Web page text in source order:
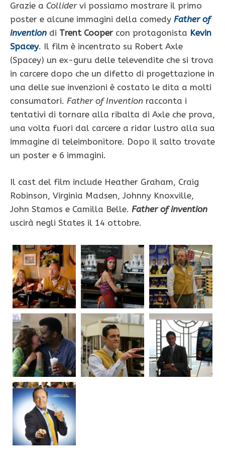
Grazie a Collidervi possiamo mostrare il primo
poster e alcune immagini della comedy Father of
invention di Trent Cooper con protagonista Kevin
Spacey. Il film è incentrato su Robert Axle
(Spacey) un ex-guru delle televendite che si trova
in carcere dopo che un difetto di progettazione in
una delle sue invenzioni è costato le dita a molti
consumatori. Father of Invention racconta i
tentativi di tornare alla ribalta di Axle che prova,
una volta fuori dal carcere a ridar lustro alla sua
immagine di teleimbonitore. Dopo il salto trovate
un poster e 6 immagini.
Il cast del film include Heather Graham, Craig
Robinson, Virginia Madsen, Johnny Knoxville,
John Stamos e Camilla Belle. Father of invention
uscirà negli States il 14 ottobre.